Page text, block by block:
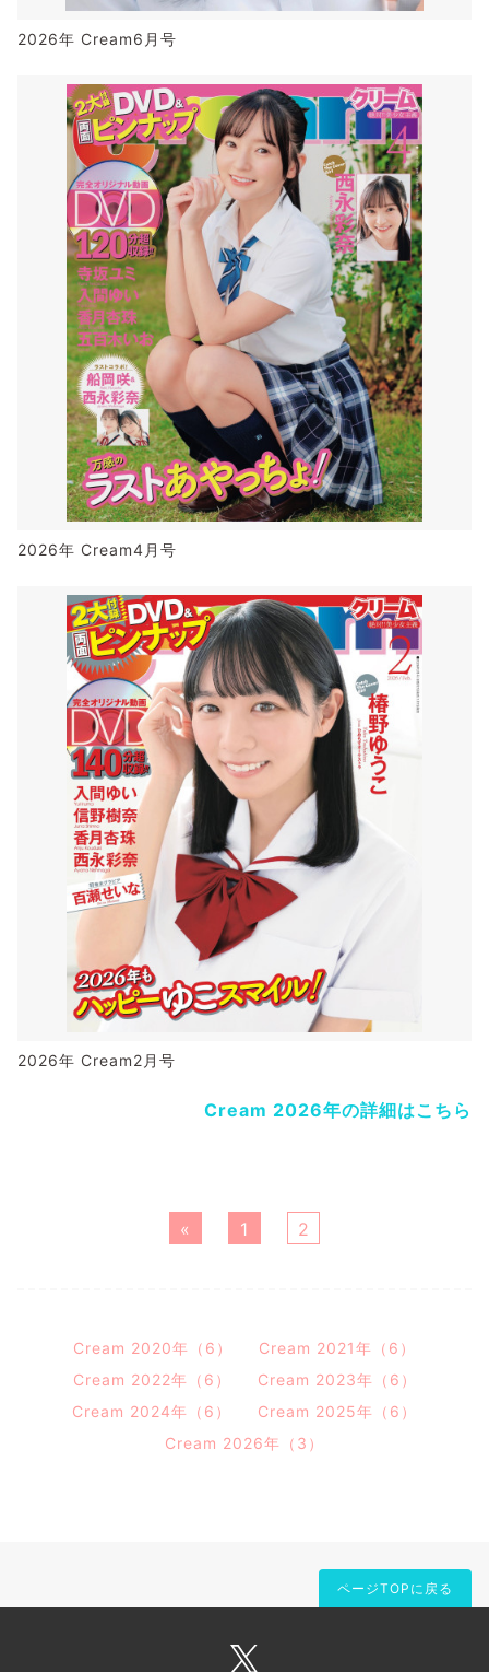
2026年 Cream6月号
2026年 Cream4月号
2026年 Cream2月号
Cream 2026年の詳細はこちら
« 1 2
Cream 2020年（6）
Cream 2021年（6）
Cream 2022年（6）
Cream 2023年（6）
Cream 2024年（6）
Cream 2025年（6）
Cream 2026年（3）
ページTOPに戻る